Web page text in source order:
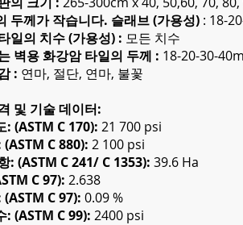
두께가 작습니다. 슬래브 (가용성) : 18-
일의 치수 (가용성) : 모든 치수
벽용 화강암 타일의 두께 : 18-20-30-
: 연마, 절단, 연마, 불꽃
및 기술 데이터:
: (ASTM C 170): 21 700 psi
(ASTM C 880): 2 100 psi
: (ASTM C 241/ C 1353): 39.6 Ha
C 97): 2.638
(ASTM C 97): 0.09 %
: (ASTM C 99): 2400 psi